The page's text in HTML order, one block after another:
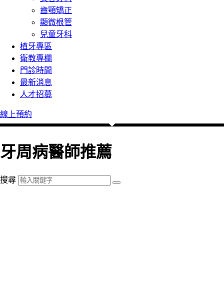
齒顎矯正
顯微根管
兒童牙科
植牙專區
衛教專欄
門診時間
最新消息
人才招募
線上預約
牙周病醫師推薦
搜尋